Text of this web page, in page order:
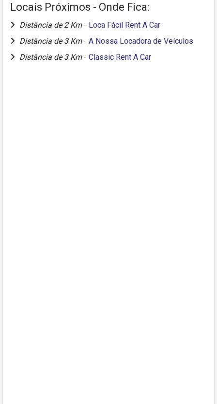
Locais Próximos - Onde Fica:
Distância de 2 Km - Loca Fácil Rent A Car
Distância de 3 Km - A Nossa Locadora de Veículos
Distância de 3 Km - Classic Rent A Car